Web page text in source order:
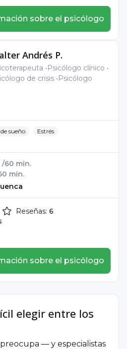
sobre el psicólogo
Andrés P.
Psicólogo clínico
de crisis Psicólogo
sueño
Estrés
/60 min.
min.
Reseñas: 6
sobre el psicólogo
elegir entre los
— y especialistas